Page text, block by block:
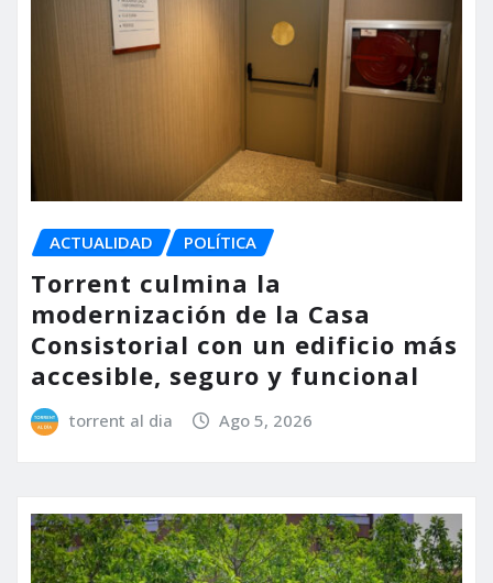
ACTUALIDAD POLÍTICA
Torrent culmina la
modernización de la Casa
Consistorial con un edificio más
accesible, seguro y funcional
torrent al dia Ago 5, 2026